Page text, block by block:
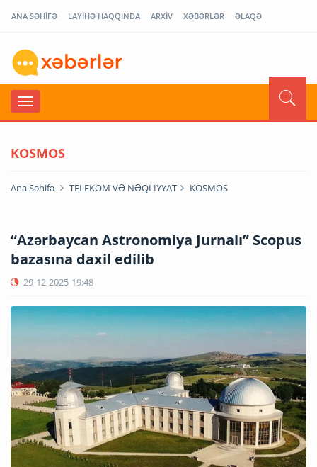
ANA SƏHİFƏ LAYİHƏ HAQQINDA ARXİV XƏBƏRLƏR ƏLAQƏ
KOSMOS
Ana Səhifə TELEKOM VƏ NƏQLİYYAT KOSMOS
“Azərbaycan Astronomiya Jurnalı” Scopus
bazasına daxil edilib
29-12-2025 19:48